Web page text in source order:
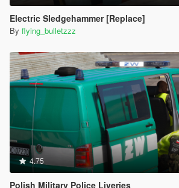
Electric Sledgehammer [Replace]
By flying_bulletzzz
4.75
Polish Military Police Liveries